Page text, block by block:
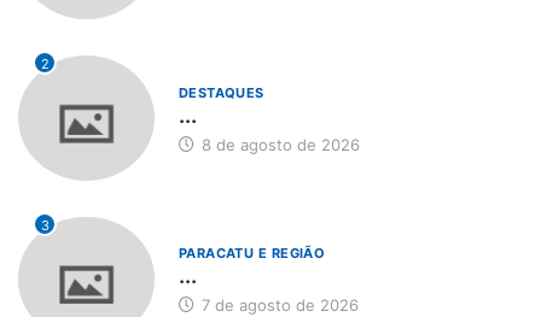
2
DESTAQUES
...
8 de agosto de 2026
3
PARACATU E REGIÃO
...
7 de agosto de 2026